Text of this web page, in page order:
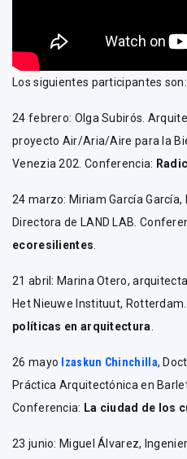
Los siguientes participantes son:
24 febrero: Olga Subirós.
proyecto Air/Aria/Aire para la
Venezia 202. Conferencia:
24 marzo: Miriam García
Directora de LAND LAB.
ecoresilientes
21 abril: Marina Otero,
Het Nieuwe Instituut,
políticas en arquitectura
26 mayo Izaskun Chinchilla,
Práctica Arquitectónica en
Conferencia: La ciudad de los
23 junio: Miguel Álvarez,